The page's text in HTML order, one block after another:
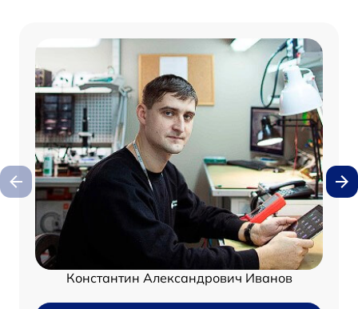
Константин Александрович Иванов